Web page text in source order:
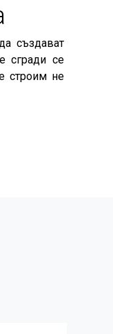
създават
сгради се
строим не